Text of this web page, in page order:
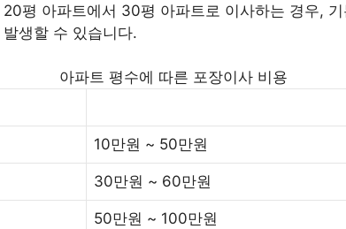
평 아파트에서 30평 아파트로 이사하는 경우,
생할 수 있습니다.
아파트 평수에 따른 포장이사 비용
10만원 ~ 50만원
30만원 ~ 60만원
50만원 ~ 100만원